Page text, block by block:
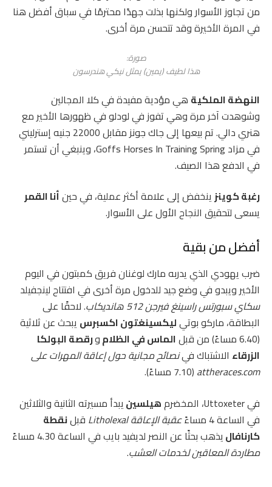
من تجاوز الأسوار ولكنها بذلت جهدًا محترمًا في سباق أفضل هنا
في المرة الأخيرة وقد تتحسن مرة أخرى.
صورة:
هذا لطيف (يمين) يمثل نيكي هندرسون
النهضة الملكية هي مؤدية مفيدة في كلا المجالين
وشوهدت آخر مرة وهي تفوز في لودلو في ظهورها الأخير مع
هنري دالي. تم بيعها إلى جاك جونز مقابل 22000 جنيه إسترليني
في مزاد Goffs Horses In Training Spring، وينبغي أن تستمر
في الدفع هذا الصيف.
رغبة كوينزينخفض ​​إلى علامة أكثر عملية، في حينأنا القمر
يسعى لتحقيق النجاح الأول على الأسوار.
أفضل من بقية
ضرب يهودي الذي يدربه مارك لوغنان فريق كمبتون في اليوم
الأخير ويبدو في وضع جيد للدخول مرة أخرى في افتتاح لينجفيلد
سكاي سبورتس راسينغ فيرجن 512 هانديكاب
. لاحقًا على
البطاقة، ماركو بوتيليكسينغتون اكسبرس يبحث عن ثلاثية
(6.40 مساءً) من قبل
الماس في الظلامورقصة البولكا
الزرقاء الاشتباك فينصائح مجانية حول إعاقة المهرات على
attheraces.com (7.10 مساءً).
في Uttoxeter، المخضرم
هيلسين يبدأ مسيرته الثانية والثلاثين
في الساعة 4 مساءً
عقبة الإعاقة Litholexal قبلنقطة
كارنافال يذهب بحثًا عن النصر لديفيد بايب في الساعة 4.30 مساءً
مطاردة المعاقين لخدمات العشب.